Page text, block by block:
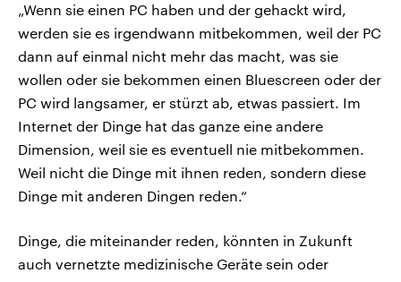
„Wenn sie einen PC haben und der gehackt wird,
werden sie es irgendwann mitbekommen, weil der PC
dann auf einmal nicht mehr das macht, was sie
wollen oder sie bekommen einen Bluescreen oder der
PC wird langsamer, er stürzt ab, etwas passiert. Im
Internet der Dinge hat das ganze eine andere
Dimension, weil sie es eventuell nie mitbekommen.
Weil nicht die Dinge mit ihnen reden, sondern diese
Dinge mit anderen Dingen reden.“
Dinge, die miteinander reden, könnten in Zukunft
auch vernetzte medizinische Geräte sein oder